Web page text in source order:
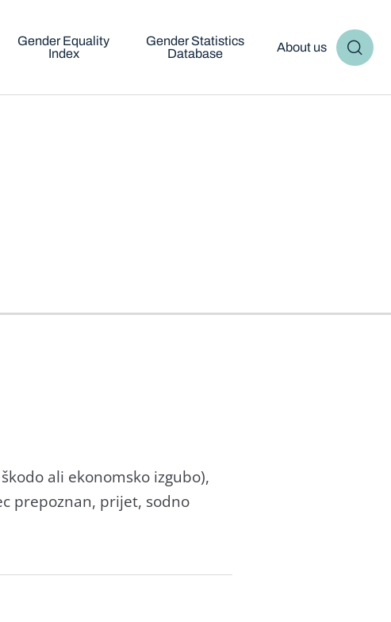
Gender Equality
Index
Gender Statistics
Database
About us
ali ekonomsko izgubo),
prepoznan, prijet, sodno